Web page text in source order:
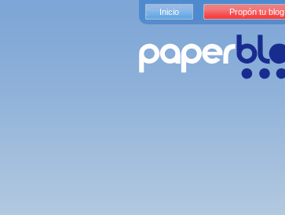
Inicio Propón tu blog